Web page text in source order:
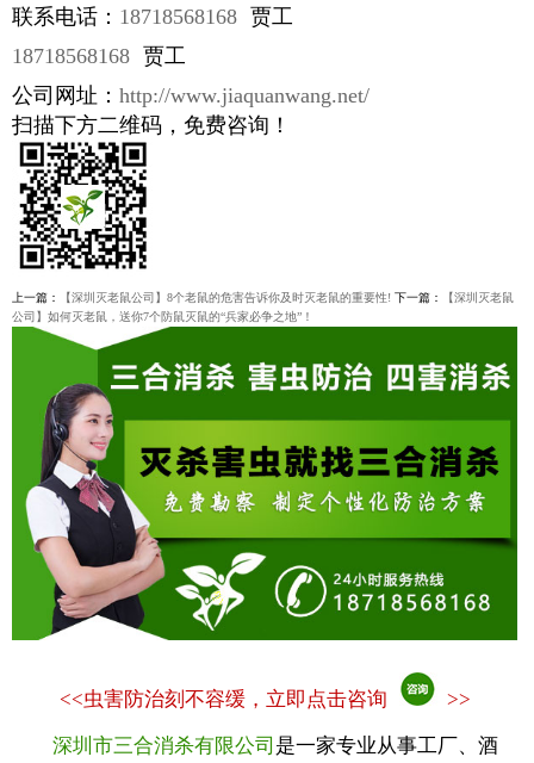
联系电话： 18718568168 贾工
18718568168 贾工
公司网址： http://www.jiaquanwang.net/
扫描下方二维码，免费咨询！
上一篇： 【深圳灭老鼠公司】8个老鼠的危害告诉你及时灭老鼠的重要性! 下一篇：
【深圳灭老鼠
公司】如何灭老鼠，送你7个防鼠灭鼠的“兵家必争之地”！
<<虫害防治刻不容缓，立即点击咨询 >>
深圳市三合消杀有限公司 是一家专业从事工厂、酒